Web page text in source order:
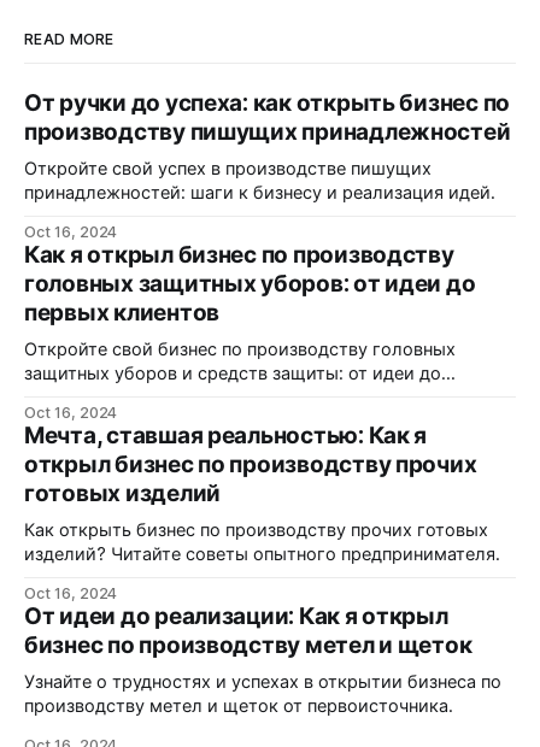
READ MORE
От ручки до успеха: как открыть бизнес по
производству пишущих принадлежностей
Откройте свой успех в производстве пишущих
принадлежностей: шаги к бизнесу и реализация идей.
Oct 16, 2024
Как я открыл бизнес по производству
головных защитных уборов: от идеи до
первых клиентов
Откройте свой бизнес по производству головных
защитных уборов и средств защиты: от идеи до
Oct 16, 2024
Мечта, ставшая реальностью: Как я
открыл бизнес по производству прочих
готовых изделий
Как открыть бизнес по производству прочих готовых
изделий? Читайте советы опытного предпринимателя.
Oct 16, 2024
От идеи до реализации: Как я открыл
бизнес по производству метел и щеток
Узнайте о трудностях и успехах в открытии бизнеса по
производству метел и щеток от первоисточника.